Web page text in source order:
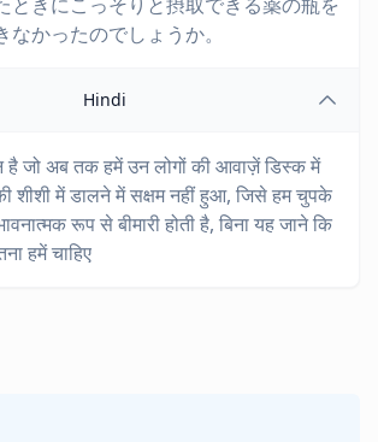
かったのでしょうか。
Hindi
है जो अब तक हमें उन लोगों की आवाज़ें डिस्क में
शीशी में डालने में सक्षम नहीं हुआ, जिसे हम चुपके
रूप से बीमारी होती है, बिना यह जाने कि
हमें चाहिए